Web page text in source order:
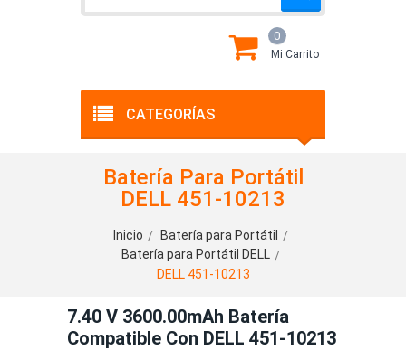
CATEGORÍAS
0
Mi Carrito
Batería Para Portátil
DELL 451-10213
Inicio
Batería para Portátil
Batería para Portátil DELL
DELL 451-10213
7.40 V 3600.00mAh Batería
Compatible Con DELL 451-10213